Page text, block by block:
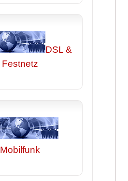
DSL &
Festnetz
Mobilfunk